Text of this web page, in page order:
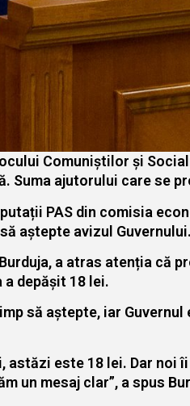
Comuniștilor și
ajutorului care se
PAS din comisia
aștepte avizul Guvernului.
a atras atenția că
depășit 18 lei.
să aștepte, iar
astăzi este 18 lei. Dar
un mesaj clar”, a spus